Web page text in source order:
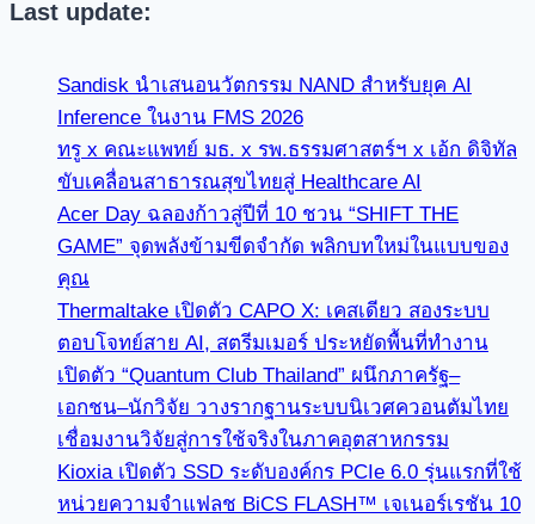
Last update:
Sandisk นำเสนอนวัตกรรม NAND สำหรับยุค AI
Inference ในงาน FMS 2026
ทรู x คณะแพทย์ มธ. x รพ.ธรรมศาสตร์ฯ x เอ้ก ดิจิทัล
ขับเคลื่อนสาธารณสุขไทยสู่ Healthcare AI
Acer Day ฉลองก้าวสู่ปีที่ 10 ชวน “SHIFT THE
GAME” จุดพลังข้ามขีดจำกัด พลิกบทใหม่ในแบบของ
คุณ
Thermaltake เปิดตัว CAPO X: เคสเดียว สองระบบ
ตอบโจทย์สาย AI, สตรีมเมอร์ ประหยัดพื้นที่ทำงาน
เปิดตัว “Quantum Club Thailand” ผนึกภาครัฐ–
เอกชน–นักวิจัย วางรากฐานระบบนิเวศควอนตัมไทย
เชื่อมงานวิจัยสู่การใช้จริงในภาคอุตสาหกรรม
Kioxia เปิดตัว SSD ระดับองค์กร PCIe 6.0 รุ่นแรกที่ใช้
หน่วยความจำแฟลช BiCS FLASH™ เจเนอร์เรชัน 10